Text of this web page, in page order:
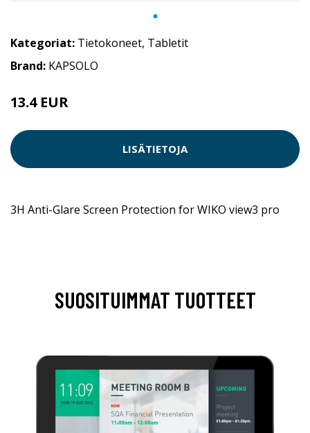
Kategoriat: Tietokoneet, Tabletit
Brand: KAPSOLO
13.4 EUR
LISÄTIETOJA
3H Anti-Glare Screen Protection for WIKO view3 pro
SUOSITUIMMAT TUOTTEET